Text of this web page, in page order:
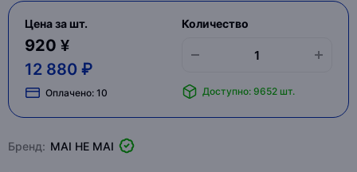
Цена за шт.
920 ¥
12 880 ₽
Оплачено: 10
Количество
Доступно: 9652 шт.
Бренд: MAI HE MAI